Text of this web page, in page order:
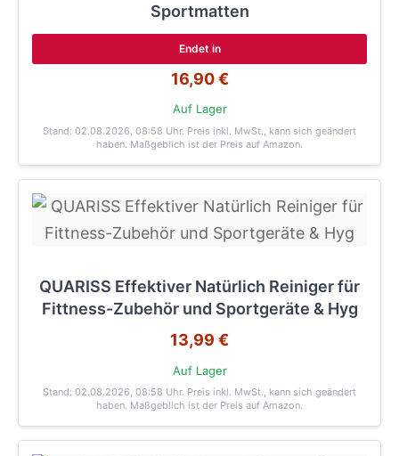
Sportmatten
Endet in
16,90 €
Auf Lager
Stand: 02.08.2026, 08:58 Uhr. Preis inkl. MwSt., kann sich geändert
haben. Maßgeblich ist der Preis auf Amazon.
QUARISS Effektiver Natürlich Reiniger für
Fittness-Zubehör und Sportgeräte & Hyg
13,99 €
Auf Lager
Stand: 02.08.2026, 08:58 Uhr. Preis inkl. MwSt., kann sich geändert
haben. Maßgeblich ist der Preis auf Amazon.